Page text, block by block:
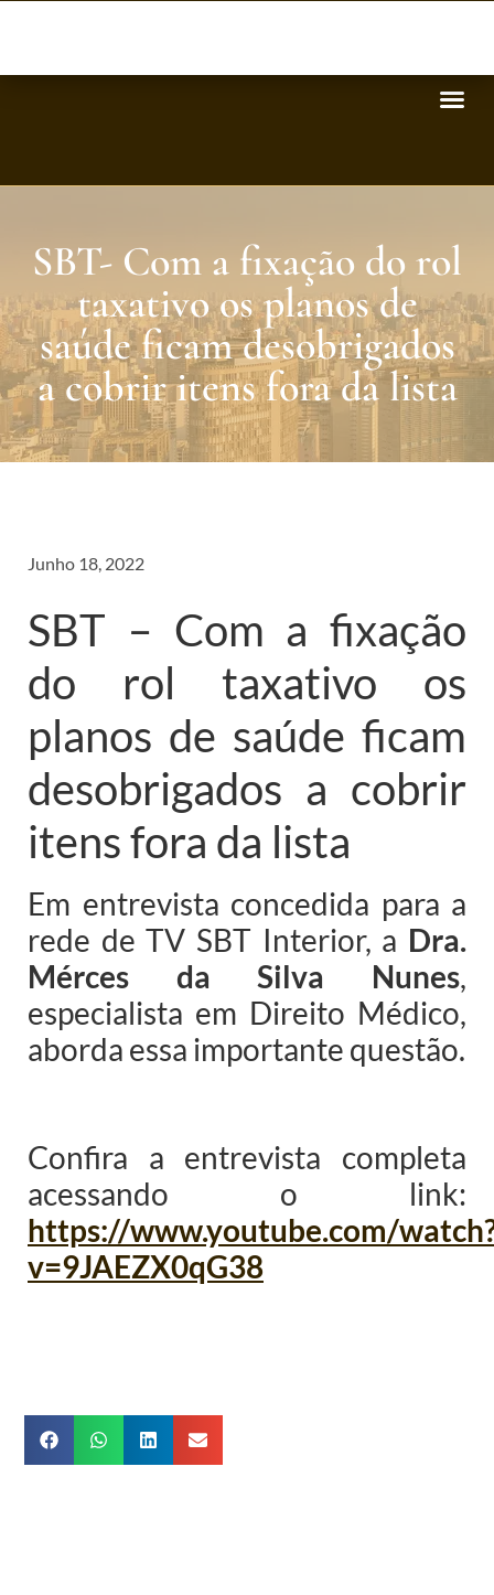
SBT- Com a fixação do rol
taxativo os planos de
saúde ficam desobrigados
a cobrir itens fora da lista
Junho 18, 2022
SBT – Com a fixação
do rol taxativo os
planos de saúde ficam
desobrigados a cobrir
itens fora da lista
Em entrevista concedida para a
rede de TV SBT Interior, a Dra.
Mérces da Silva Nunes,
especialista em Direito Médico,
aborda essa importante questão.
Confira a entrevista completa
acessando o link:
https://www.youtube.com/
v=9JAEZX0qG38